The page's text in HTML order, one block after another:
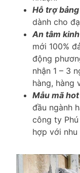
Hỗ trợ
dành cho
An tâm
mới 100%
động
nhận 1 – 3
hàng, hàng
Mẫu mã
đầu ngành
công ty
hợp với